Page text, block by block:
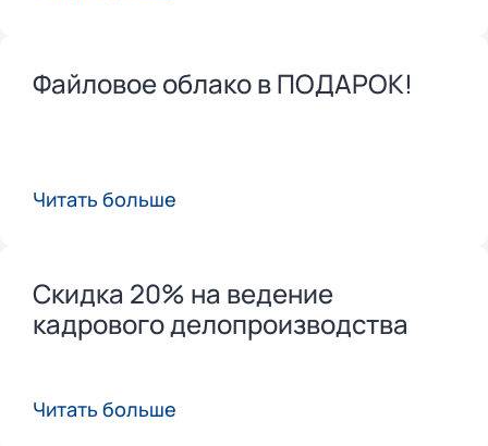
Файловое облако в ПОДАРОК!
Читать больше
Скидка 20% на ведение
кадрового делопроизводства
Читать больше